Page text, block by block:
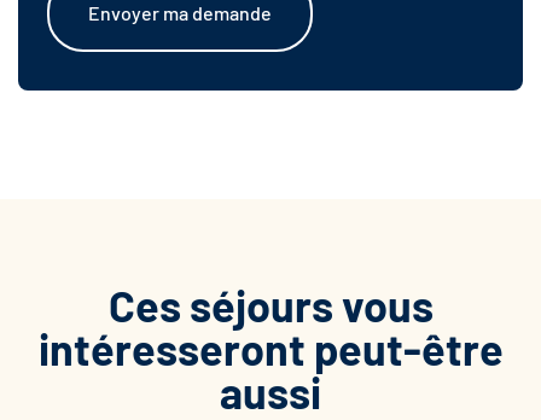
Envoyer ma demande
Ces séjours vous
intéresseront peut-être
aussi